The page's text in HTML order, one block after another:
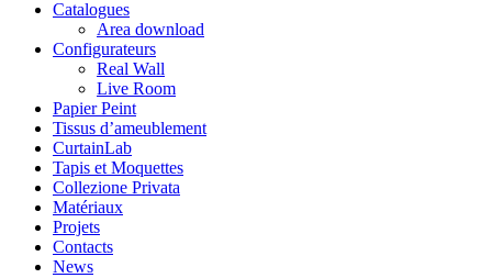
Catalogues
Area download
Configurateurs
Real Wall
Live Room
Papier Peint
Tissus d’ameublement
CurtainLab
Tapis et Moquettes
Collezione Privata
Matériaux
Projets
Contacts
News